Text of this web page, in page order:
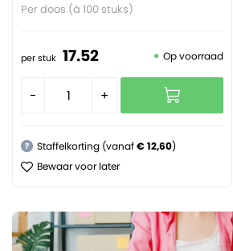
Per doos (à 100 stuks)
per stuk 17.52 Op voorraad
- +
? Staffelkorting (vanaf€ 12,60)
Bewaar voor later